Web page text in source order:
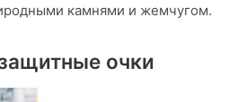
камнями и жемчугом.
очки